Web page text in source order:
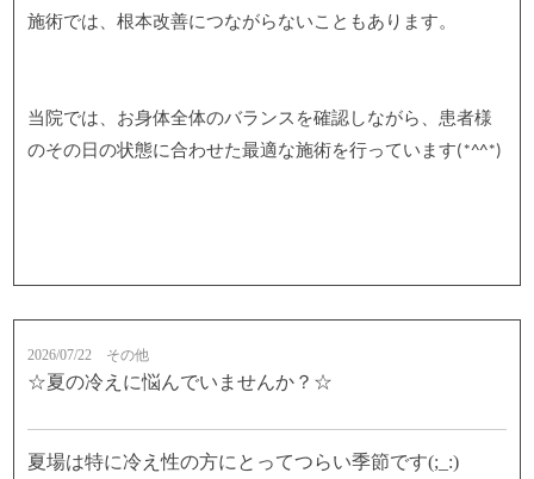
施術では、根本改善につながらないこともあります。
当院では、お身体全体のバランスを確認しながら、患者様
のその日の状態に合わせた最適な施術を行っています(*^^*)
2026/07/22 その他
☆夏の冷えに悩んでいませんか？☆
夏場は特に冷え性の方にとってつらい季節です(;_:)